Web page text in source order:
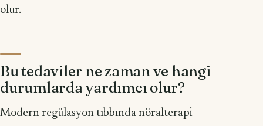
olur.
Bu tedaviler ne zaman ve hangi
durumlarda yardımcı olur?
Modern regülasyon tıbbında nöralterapi